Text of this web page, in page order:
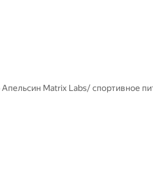
Matrix Labs/ спортивное